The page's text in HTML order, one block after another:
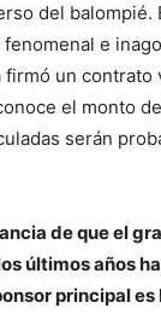
del balompié.
e
firmó un contrato
el monto
serán
de que el
últimos años
principal es